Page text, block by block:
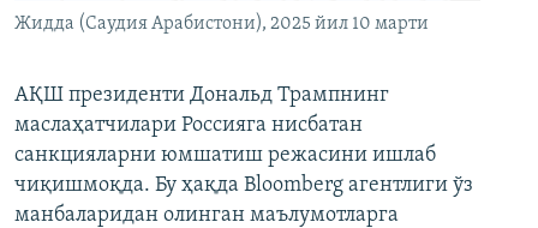
Жидда (Саудия Арабистони), 2025 йил 10 марти
АҚШ президенти Дональд Трампнинг
маслаҳатчилари Россияга нисбатан
санкцияларни юмшатиш режасини ишлаб
чиқишмоқда. Бу ҳақда Bloomberg агентлиги ўз
манбаларидан олинган маълумотларга